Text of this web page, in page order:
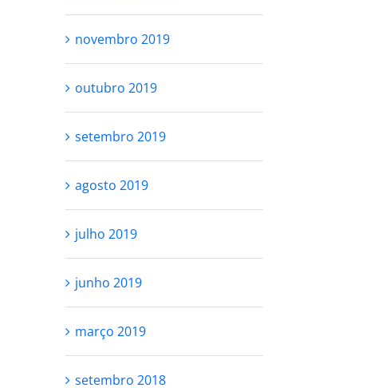
novembro 2019
outubro 2019
setembro 2019
agosto 2019
julho 2019
junho 2019
março 2019
setembro 2018